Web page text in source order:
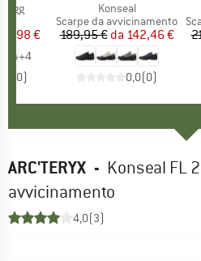
ridotto
71,98 €
+4
0)
Articolo
Konseal
Gruppo di prodotti
Scarpe da avvicinamento
Prezzo
189,95 € Prezzo ridotto
da 142,46 €
0,0(0)
ARC'TERYX - Konseal FL
avvicinamento
4,0(3)